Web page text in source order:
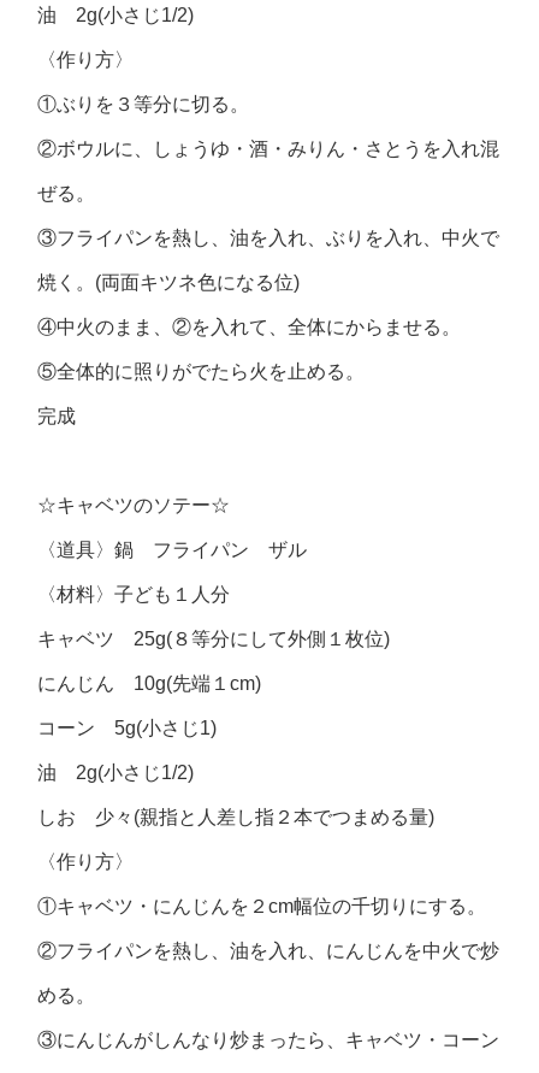
油 2g(小さじ1/2)
〈作り方〉
①ぶりを３等分に切る。
②ボウルに、しょうゆ・酒・みりん・さとうを入れ混
ぜる。
③フライパンを熱し、油を入れ、ぶりを入れ、中火で
焼く。(両面キツネ色になる位)
④中火のまま、②を入れて、全体にからませる。
⑤全体的に照りがでたら火を止める。
完成
☆キャベツのソテー☆
〈道具〉鍋 フライパン ザル
〈材料〉子ども１人分
キャベツ 25g(８等分にして外側１枚位)
にんじん 10g(先端１cm)
コーン 5g(小さじ1)
油 2g(小さじ1/2)
しお 少々(親指と人差し指２本でつまめる量)
〈作り方〉
①キャベツ・にんじんを２cm幅位の千切りにする。
②フライパンを熱し、油を入れ、にんじんを中火で炒
める。
③にんじんがしんなり炒まったら、キャベツ・コーン